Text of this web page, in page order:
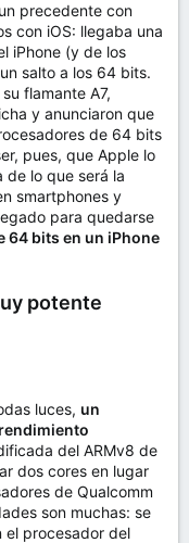
precedente con
con iOS: llegaba una
iPhone (y de los
salto a los 64 bits.
flamante A7,
y anunciaron que
de 64 bits
pues, que Apple lo
de lo que será la
smartphones y
para quedarse
64 bits en un iPhone
potente
luces, un
del ARMv8 de
dos cores en lugar
de Qualcomm
son muchas: se
el procesador del